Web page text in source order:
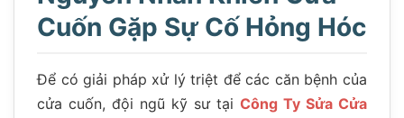
Cuốn Gặp Sự Cố Hỏng Hóc
Để có giải pháp xử lý triệt để các căn bệnh của
cửa cuốn, đội ngũ kỹ sư tại Công Ty Sửa Cửa